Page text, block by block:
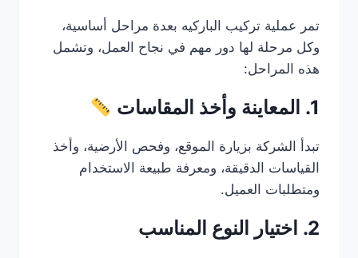
تمر عملية تركيب الباركيه بعدة مراحل أساسية،
وكل مرحلة لها دور مهم في نجاح العمل، وتشمل
هذه المراحل:
1. المعاينة وأخذ المقاسات
تبدأ الشركة بزيارة الموقع، وفحص الأرضية، وأخذ
القياسات الدقيقة، ومعرفة طبيعة الاستخدام
ومتطلبات العميل.
2. اختيار النوع المناسب